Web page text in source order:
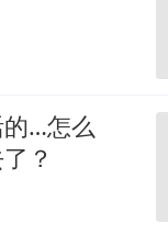
…怎么
？